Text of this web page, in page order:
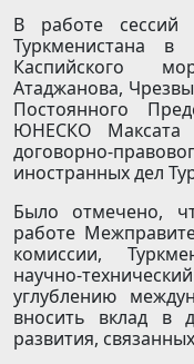
В работе сессий
Туркменистана в
Каспийского
Атаджанова,
Постоянного
ЮНЕСКО Максата
договорно-
иностранных дел
Было отмечено,
работе
комиссии,
научно-
углублению
вносить вклад в
развития,